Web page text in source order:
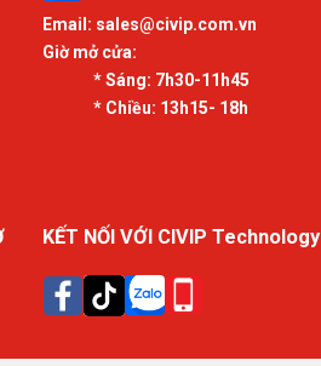
Email: sales@civip.com.vn
Giờ mở cửa:
* Sáng: 7h30-11h45
* Chiều: 13h15- 18h
KẾT NỐI VỚI CIVIP Technology